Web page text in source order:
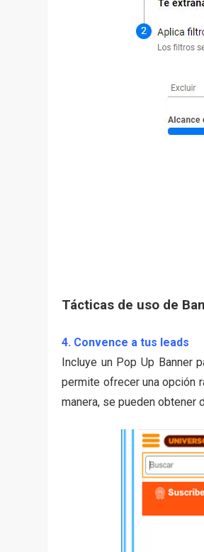
Tácticas de uso de
4. Convence a tus leads
Incluye un Pop Up Banner
permite ofrecer una opción
manera, se pueden obtener